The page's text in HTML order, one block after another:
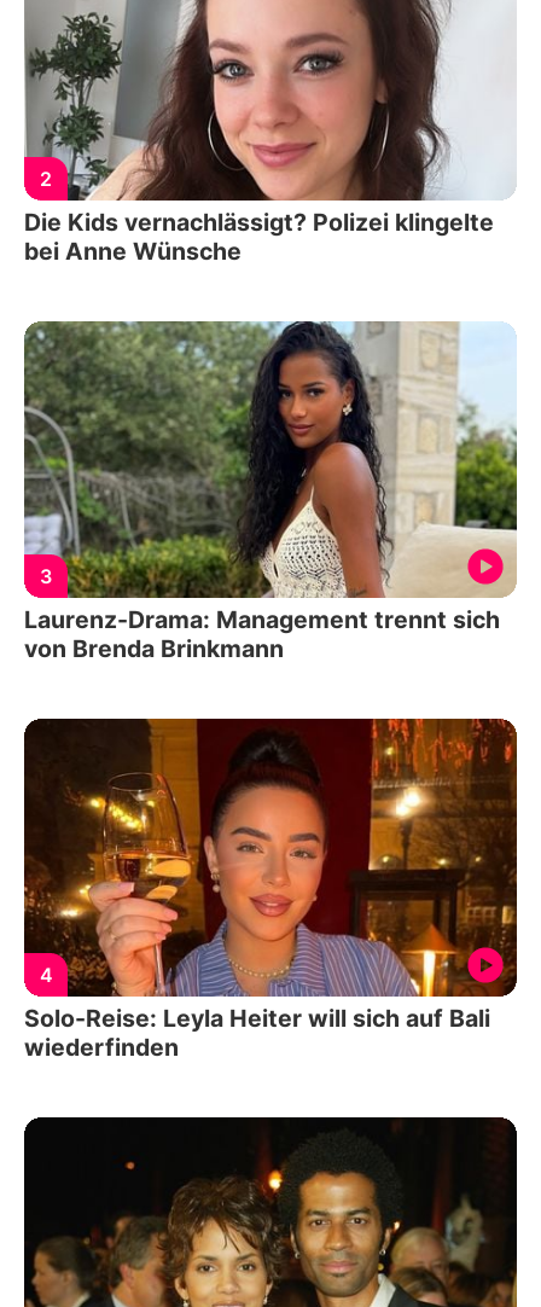
2
Die Kids vernachlässigt? Polizei klingelte
bei Anne Wünsche
3
Laurenz-Drama: Management trennt sich
von Brenda Brinkmann
4
Solo-Reise: Leyla Heiter will sich auf Bali
wiederfinden